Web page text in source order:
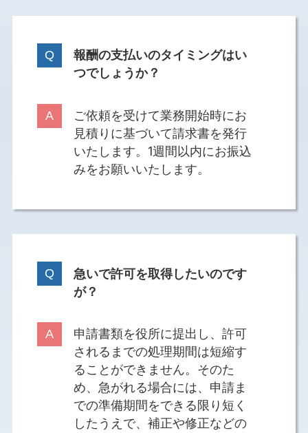
報酬の支払いのタイミングはい
つでしょうか？
ご依頼を受けて業務開始時にお
見積りに基づいて請求書を発行
いたします。1週間以内にお振込
みをお願いいたします。
急いで許可を取得したいのです
が？
申請書類を役所に提出し、許可
されるまでの処理期間は短縮す
ることができません。そのた
め、急がれる場合には、申請ま
での準備期間をできる限り短く
したうえで、補正や修正などの